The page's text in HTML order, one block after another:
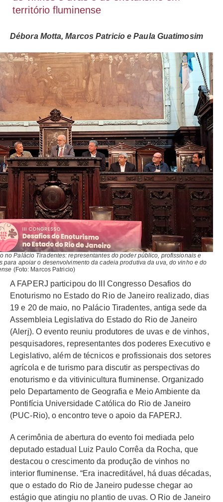
território fluminense
Débora Motta, Marcos Patricio e Paula Guatimosim
no Palácio Tiradentes: representantes do poder público, profissionais e
para apoiar o desenvolvimento da cadeia produtiva da uva, do vinho e do
(Foto: Marcos Patricio)
A FAPERJ participou do III Congresso Desafios do
Enoturismo no Estado do Rio de Janeiro realizado, dias
19 e 20 de maio, no Palácio Tiradentes, antiga sede da
Assembleia Legislativa do Estado do Rio de Janeiro
(Alerj). O evento reuniu produtores de uvas e de vinhos,
pesquisadores, representantes dos poderes Executivo e
Legislativo, além de técnicos e profissionais dos setores
agrícola e de turismo para discutir as perspectivas do
enoturismo e da vitivinicultura fluminense. Organizado
pelo Departamento de Geografia e Meio Ambiente da
Pontifícia Universidade Católica do Rio de Janeiro
(PUC-Rio), o encontro teve o apoio da FAPERJ.
A cerimônia de abertura do evento foi mediada pelo
deputado estadual Luiz Paulo Corrêa da Rocha, que
destacou o crescimento da produção de vinhos no
interior fluminense. “Era inacreditável, há duas décadas,
que o estado do Rio de Janeiro pudesse chegar ao
estágio que atingiu no plantio de uvas. O Rio de Janeiro